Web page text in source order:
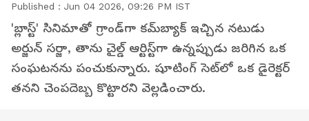
Published : Jun 04 2026, 09:26 PM IST
'బ్లాస్ట్' సినిమాతో గ్రాండ్‌గా కమ్‌బ్యాక్ ఇచ్చిన నటుడు
అర్జున్ సర్జా, తాను చైల్డ్ ఆర్టిస్ట్‌గా ఉన్నప్పుడు జరిగిన ఒక
సంఘటనను పంచుకున్నారు. షూటింగ్ సెట్‌లో ఒక డైరెక్టర్
తనని చెంపదెబ్బ కొట్టారని వెల్లడించారు.